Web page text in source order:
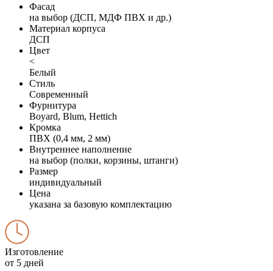
Фасад
на выбор (ДСП, МДФ ПВХ и др.)
Материал корпуса
ДСП
Цвет
<
Белый
Стиль
Современный
Фурнитура
Boyard, Blum, Hettich
Кромка
ПВХ (0,4 мм, 2 мм)
Внутреннее наполнение
на выбор (полки, корзины, штанги)
Размер
индивидуальный
Цена
указана за базовую комплектацию
Изготовление
от 5 дней